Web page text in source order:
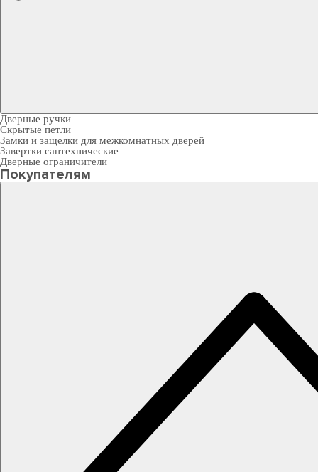
Дверные ручки
Скрытые петли
Замки и защелки для межкомнатных дверей
Завертки сантехнические
Дверные ограничители
Покупателям